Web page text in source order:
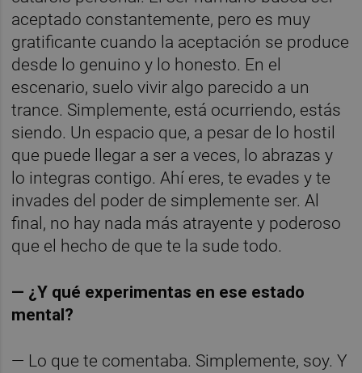
aceptado constantemente, pero es muy
gratificante cuando la aceptación se produce
desde lo genuino y lo honesto. En el
escenario, suelo vivir algo parecido a un
trance. Simplemente, está ocurriendo, estás
siendo. Un espacio que, a pesar de lo hostil
que puede llegar a ser a veces, lo abrazas y
lo integras contigo. Ahí eres, te evades y te
invades del poder de simplemente ser. Al
final, no hay nada más atrayente y poderoso
que el hecho de que te la sude todo.
— ¿Y qué experimentas en ese estado
mental?
— Lo que te comentaba. Simplemente, soy. Y